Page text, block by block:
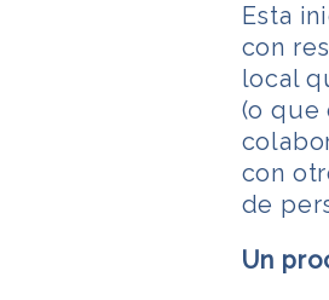
Esta
con
local
(o que
con
de
Un